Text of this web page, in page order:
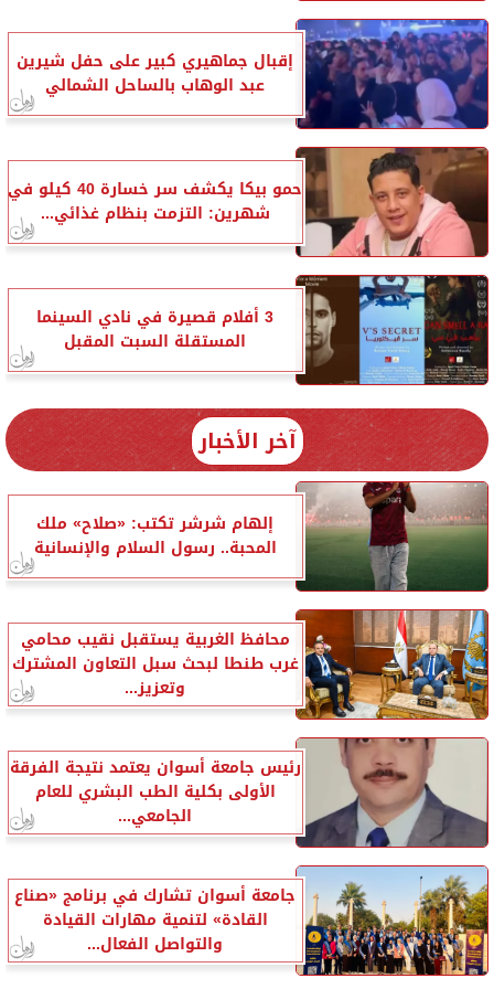
إقبال جماهيري كبير على حفل شيرين
عبد الوهاب بالساحل الشمالي
حمو بيكا يكشف سر خسارة 40 كيلو في
شهرين: التزمت بنظام غذائي...
3 أفلام قصيرة في نادي السينما
المستقلة السبت المقبل
آخر الأخبار
إلهام شرشر تكتب: «صلاح» ملك
المحبة.. رسول السلام والإنسانية
محافظ الغربية يستقبل نقيب محامي
غرب طنطا لبحث سبل التعاون المشترك
وتعزيز...
رئيس جامعة أسوان يعتمد نتيجة الفرقة
الأولى بكلية الطب البشري للعام
الجامعي...
جامعة أسوان تشارك في برنامج «صناع
القادة» لتنمية مهارات القيادة
والتواصل الفعال...